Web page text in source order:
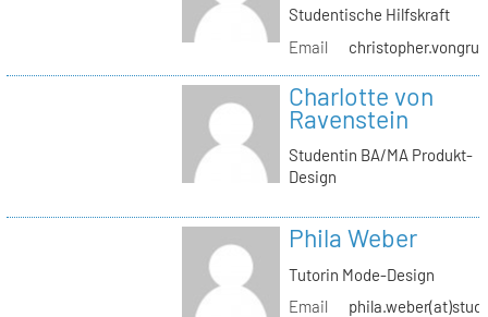
Studentische Hilfskraft
Email
Charlotte von
Ravenstein
Studentin BA/MA Produkt-
Design
Phila Weber
Tutorin Mode-Design
Email